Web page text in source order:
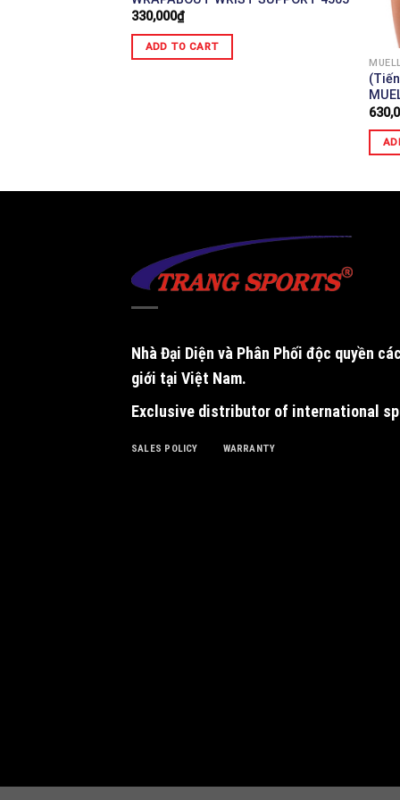
330,000₫
ADD TO CART
Nhà Đại Diện và Phân Phối độc quyền
giới tại Việt Nam.
Exclusive distributor of international
SALES POLICY WARRANTY